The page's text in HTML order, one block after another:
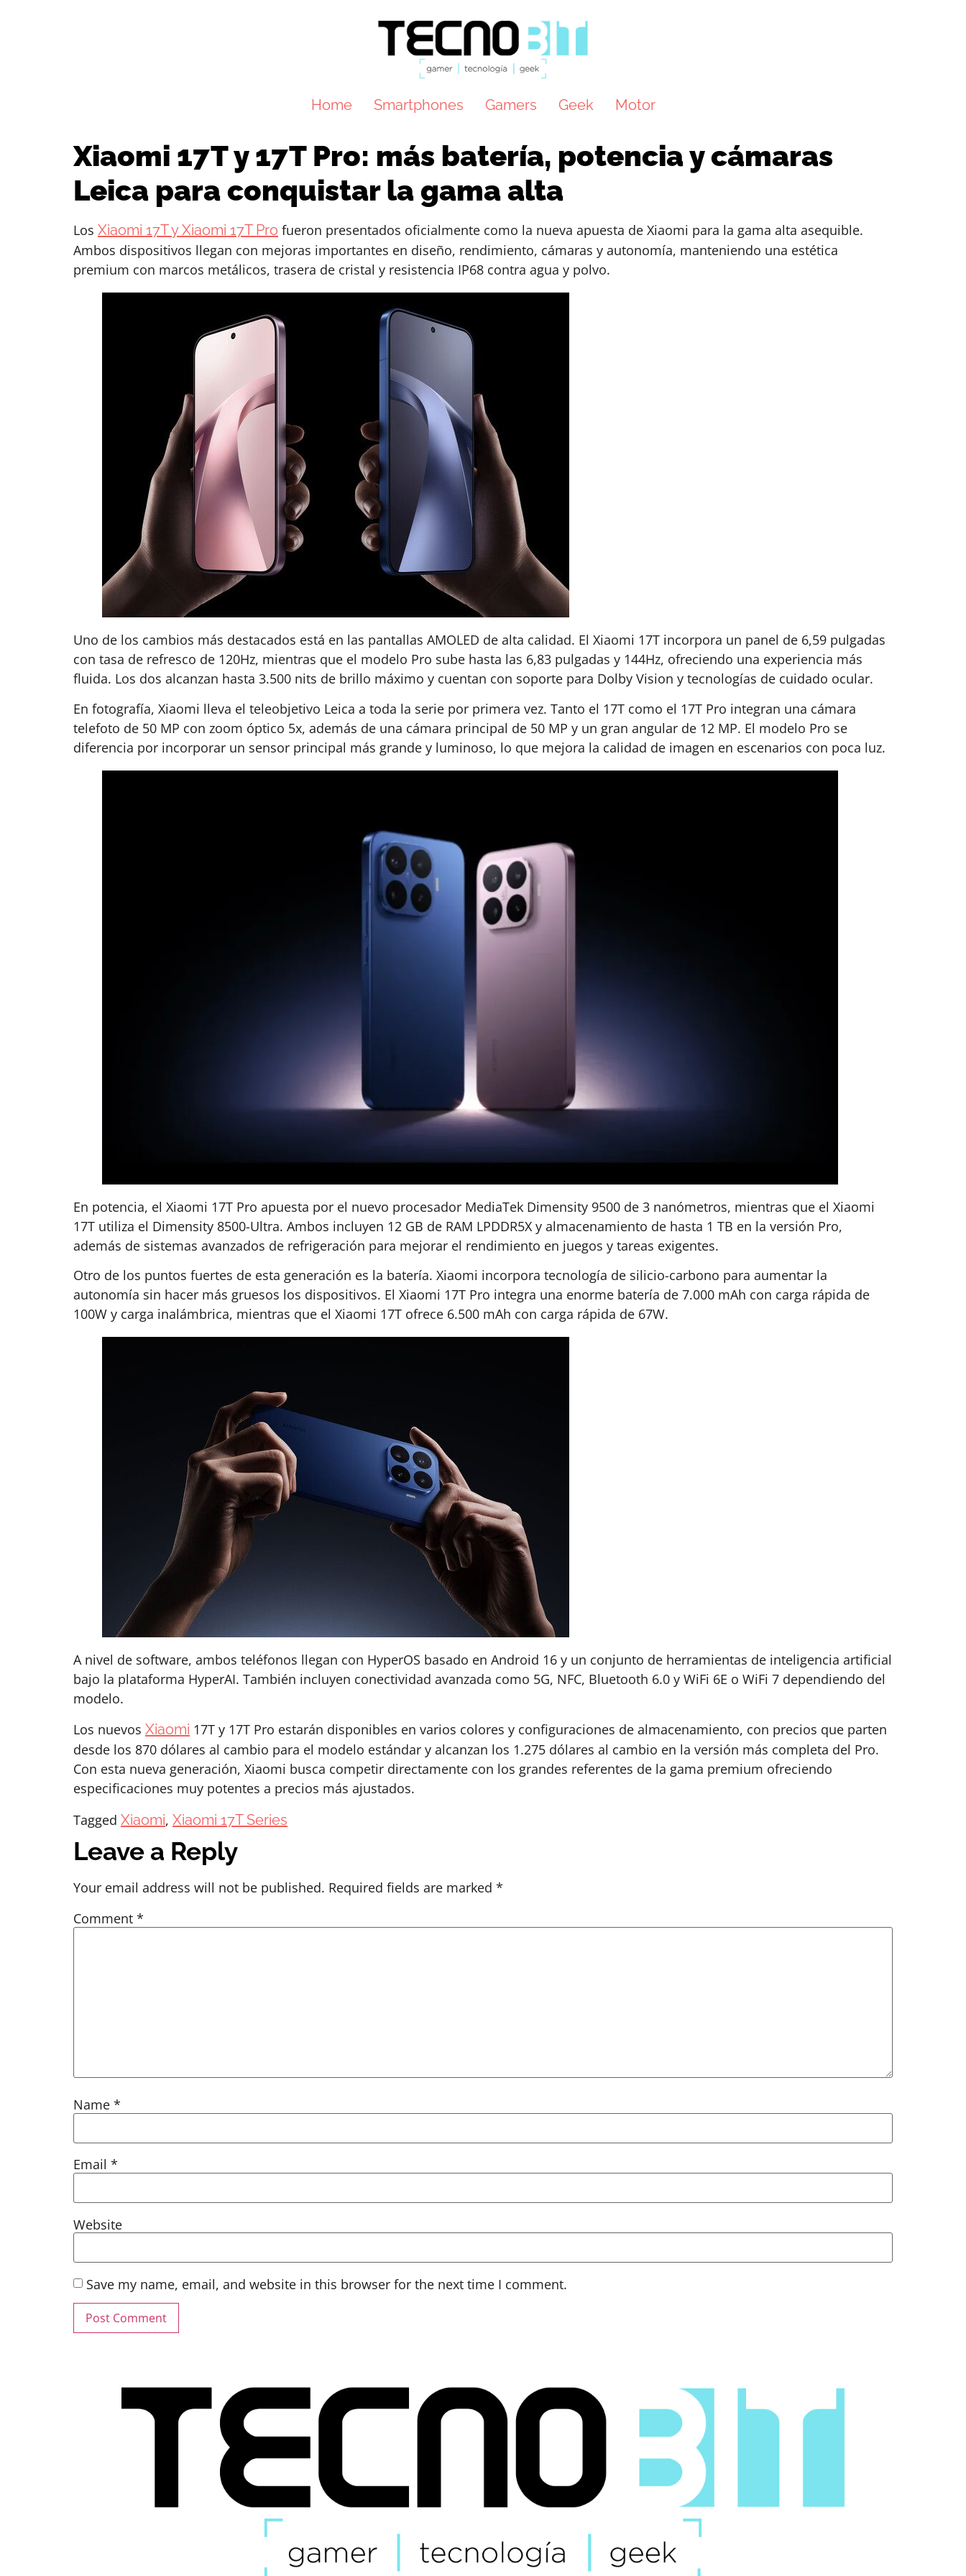
Home Smartphones Gamers Geek Motor
Xiaomi 17T y 17T Pro: más batería, potencia y cámaras
Leica para conquistar la gama alta
Los Xiaomi 17T y Xiaomi 17T Pro fueron presentados oficialmente como la nueva apuesta de Xiaomi para la gama alta asequible.
Ambos dispositivos llegan con mejoras importantes en diseño, rendimiento, cámaras y autonomía, manteniendo una estética
premium con marcos metálicos, trasera de cristal y resistencia IP68 contra agua y polvo.
Uno de los cambios más destacados está en las pantallas AMOLED de alta calidad. El Xiaomi 17T incorpora un panel de 6,59 pulgadas
con tasa de refresco de 120Hz, mientras que el modelo Pro sube hasta las 6,83 pulgadas y 144Hz, ofreciendo una experiencia más
fluida. Los dos alcanzan hasta 3.500 nits de brillo máximo y cuentan con soporte para Dolby Vision y tecnologías de cuidado ocular.
En fotografía, Xiaomi lleva el teleobjetivo Leica a toda la serie por primera vez. Tanto el 17T como el 17T Pro integran una cámara
telefoto de 50 MP con zoom óptico 5x, además de una cámara principal de 50 MP y un gran angular de 12 MP. El modelo Pro se
diferencia por incorporar un sensor principal más grande y luminoso, lo que mejora la calidad de imagen en escenarios con poca luz.
En potencia, el Xiaomi 17T Pro apuesta por el nuevo procesador MediaTek Dimensity 9500 de 3 nanómetros, mientras que el Xiaomi
17T utiliza el Dimensity 8500-Ultra. Ambos incluyen 12 GB de RAM LPDDR5X y almacenamiento de hasta 1 TB en la versión Pro,
además de sistemas avanzados de refrigeración para mejorar el rendimiento en juegos y tareas exigentes.
Otro de los puntos fuertes de esta generación es la batería. Xiaomi incorpora tecnología de silicio-carbono para aumentar la
autonomía sin hacer más gruesos los dispositivos. El Xiaomi 17T Pro integra una enorme batería de 7.000 mAh con carga rápida de
100W y carga inalámbrica, mientras que el Xiaomi 17T ofrece 6.500 mAh con carga rápida de 67W.
A nivel de software, ambos teléfonos llegan con HyperOS basado en Android 16 y un conjunto de herramientas de inteligencia artificial
bajo la plataforma HyperAI. También incluyen conectividad avanzada como 5G, NFC, Bluetooth 6.0 y WiFi 6E o WiFi 7 dependiendo del
modelo.
Los nuevos Xiaomi 17T y 17T Pro estarán disponibles en varios colores y configuraciones de almacenamiento, con precios que parten
desde los 870 dólares al cambio para el modelo estándar y alcanzan los 1.275 dólares al cambio en la versión más completa del Pro.
Con esta nueva generación, Xiaomi busca competir directamente con los grandes referentes de la gama premium ofreciendo
especificaciones muy potentes a precios más ajustados.
Tagged Xiaomi, Xiaomi 17T Series
Leave a Reply
Your email address will not be published. Required fields are marked *
Comment *
Name *
Email *
Website
Save my name, email, and website in this browser for the next time I comment.